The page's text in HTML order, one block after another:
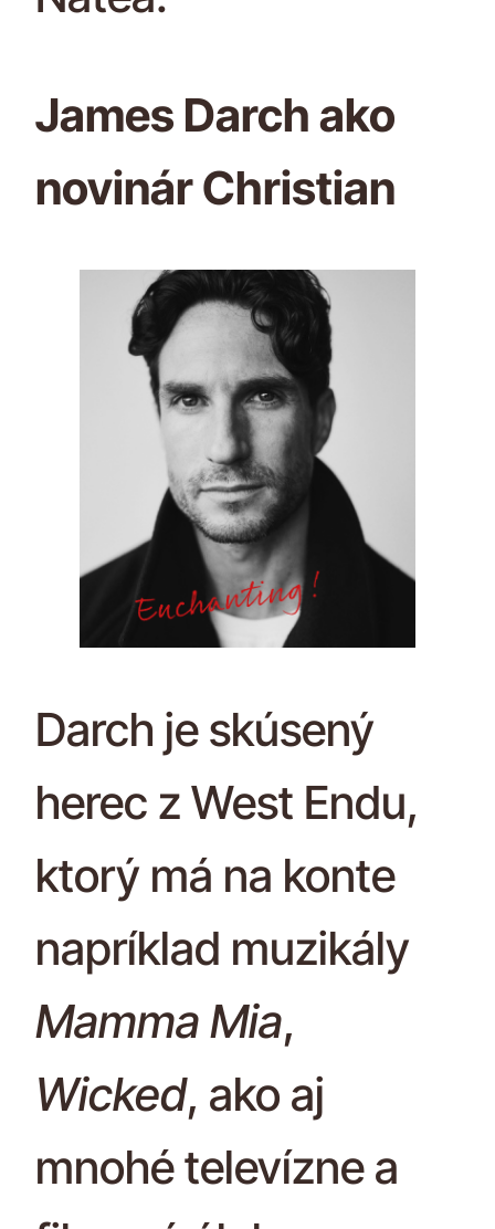
James Darch ako
novinár Christian
Darch je skúsený
herec z West Endu,
ktorý má na konte
napríklad muzikály
Mamma Mia,
Wicked, ako aj
mnohé televízne a